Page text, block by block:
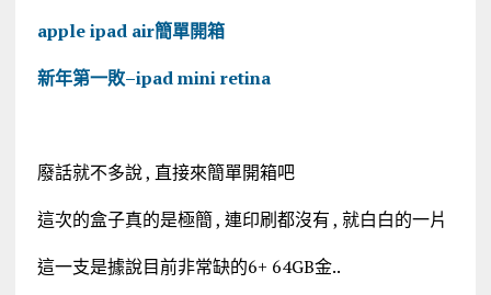
apple ipad air簡單開箱
新年第一敗–ipad mini retina
廢話就不多說 , 直接來簡單開箱吧
這次的盒子真的是極簡 , 連印刷都沒有 , 就白白的一片
這一支是據說目前非常缺的6+ 64GB金..